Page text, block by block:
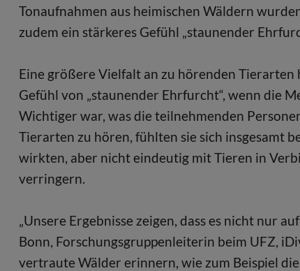
Tonaufnahmen aus heimischen Wäldern
zudem ein stärkeres Gefühl „staunender
Eine größere Vielfalt an zu hörenden Tierarten
Gefühl von „staunender Ehrfurcht“, wenn die
Wichtiger war, was die teilnehmenden
Tierarten zu hören, fühlten sie sich insgesamt
wirkten, aber nicht eindeutig mit Tieren in
verringern.
„Unsere Ergebnisse zeigen, dass es nicht nur
Bonn, Forschungsgruppenleiterin beim UFZ,
vertraute Wälder erinnern, wie zum Beispiel